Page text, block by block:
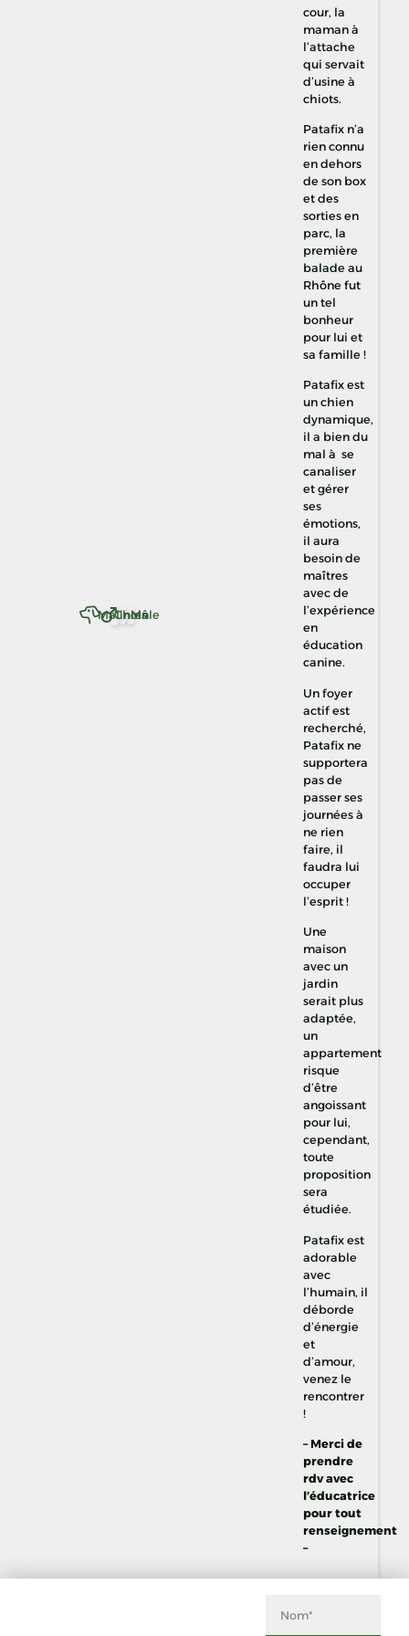
Chien
Malinois
Mâle
cour, la
maman à
l’attache
qui servait
d’usine à
chiots.
Patafix n’a
rien connu
en dehors
de son box
et des
sorties en
parc, la
première
balade au
Rhône fut
un tel
bonheur
pour lui et
sa famille !
Patafix est
un chien
dynamique,
il a bien du
mal à se
canaliser
et gérer
ses
émotions,
il aura
besoin de
maîtres
avec de
l’expérience
en
éducation
canine.
Un foyer
actif est
recherché,
Patafix ne
supportera
pas de
passer ses
journées à
ne rien
faire, il
faudra lui
occuper
l’esprit !
Une
maison
avec un
jardin
serait plus
adaptée,
un
appartement
risque
d’être
angoissant
pour lui,
cependant,
toute
proposition
sera
étudiée.
Patafix est
adorable
avec
l’humain, il
déborde
d’énergie
et
d’amour,
venez le
rencontrer
!
– Merci de
prendre
rdv avec
l’éducatrice
pour tout
renseignement
–